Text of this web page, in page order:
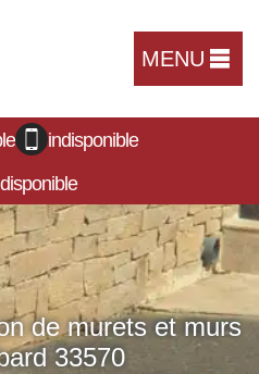
MENU
indisponible
de murets et murs
33570